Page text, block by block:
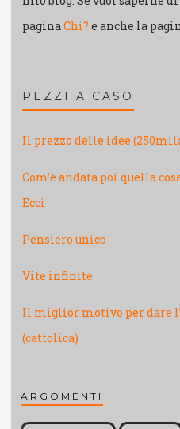
paginaChi? e anche la
PEZZI A CASO
Il prezzo delle idee
Com’è andata poi quella
Eccì
Pensiero unico
Vite infinite
Il miglior motivo per dare
(cattolica)
ARGOMENTI